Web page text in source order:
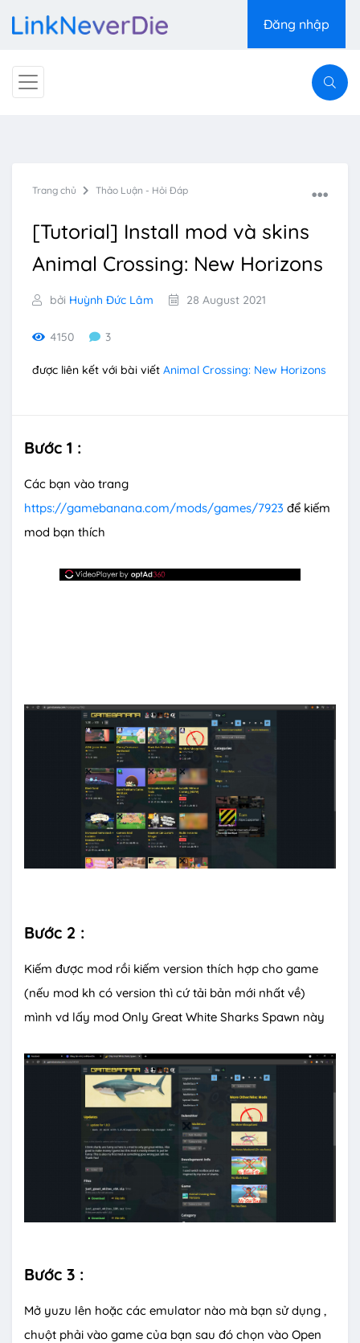
Đăng nhập
Trang chủ Thảo Luận - Hỏi Đáp
[Tutorial] Install mod và skins
Animal Crossing: New Horizons
bởi Huỳnh Đức Lâm 28 August 2021
4150 3
được liên kết với bài viết Animal Crossing: New Horizons
Bước 1 :
Các bạn vào trang
https://gamebanana.com/mods/games/7923 để kiếm
mod bạn thích
Bước 2 :
Kiếm được mod rồi kiếm version thích hợp cho game
(nếu mod kh có version thì cứ tải bản mới nhất về)
mình vd lấy mod Only Great White Sharks Spawn này
Bước 3 :
Mở yuzu lên hoặc các emulator nào mà bạn sử dụng ,
chuột phải vào game của bạn sau đó chọn vào Open